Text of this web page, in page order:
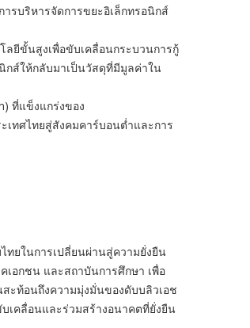
รบริหารจัดการขยะอิเล็กทรอนิกส์
ลยีขั้นสูงเพื่อขับเคลื่อนกระบวนการกู้
กส์ให้กลับมาเป็นวัสดุที่มีมูลค่าใน
ที่แข็งแกร่งของ
เทศไทยสู่สังคมคาร์บอนต่ำและการ
ทยในการเปลี่ยนผ่านสู่ความยั่งยืน
เอกชน และสถาบันการศึกษา เพื่อ
ะท้อนถึงความมุ่งมั่นของดับบลิวเอช
ขับเคลื่อนและร่วมสร้างอนาคตที่ยั่งยืน